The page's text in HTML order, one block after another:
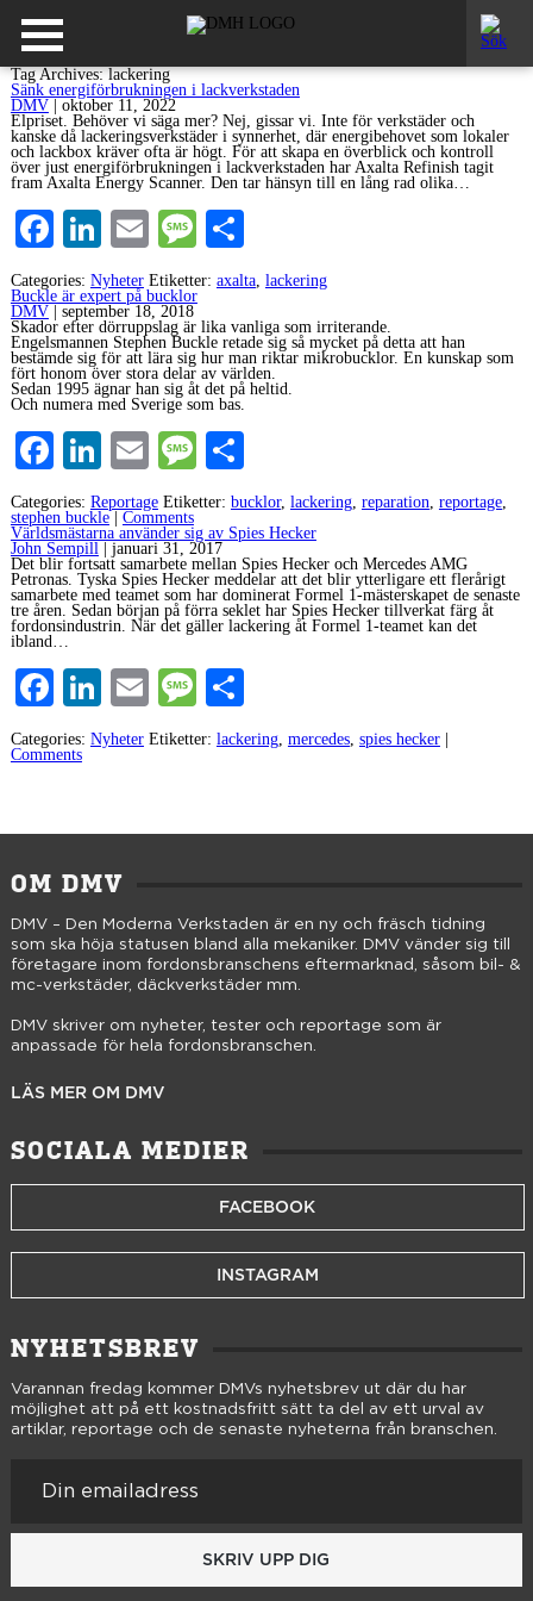
Tag Archives: lackering
Sänk energiförbrukningen i lackverkstaden
DMV
oktober 11, 2022
Elpriset. Behöver vi säga mer? Nej, gissar vi. Inte för verkstäder och
kanske då lackeringsverkstäder i synnerhet, där energibehovet som lokaler
och lackbox kräver ofta är högt. För att skapa en överblick och kontroll
över just energiförbrukningen i lackverkstaden har Axalta Refinish tagit
fram Axalta Energy Scanner. Den tar hänsyn till en lång rad olika…
Facebook
LinkedIn
EmailMessage
Categories: Nyheter Etiketter: axalta, lackering
Buckle är expert på bucklor
DMV
september 18, 2018
Skador efter dörruppslag är lika vanliga som irriterande.
Engelsmannen Stephen Buckle retade sig så mycket på detta att han
bestämde sig för att lära sig hur man riktar mikrobucklor. En kunskap som
fört honom över stora delar av världen.
Sedan 1995 ägnar han sig åt det på heltid.
Och numera med Sverige som bas.
Facebook
LinkedIn
EmailMessage
Categories: Reportage Etiketter: bucklor, lackering, reparation, reportage,
stephen buckle
Comments
Världsmästarna använder sig av Spies Hecker
John Sempill
januari 31, 2017
Det blir fortsatt samarbete mellan Spies Hecker och Mercedes AMG
Petronas. Tyska Spies Hecker meddelar att det blir ytterligare ett flerårigt
samarbete med teamet som har dominerat Formel 1-mästerskapet de senaste
tre åren. Sedan början på förra seklet har Spies Hecker tillverkat färg åt
fordonsindustrin. När det gäller lackering åt Formel 1-teamet kan det
ibland…
Facebook
LinkedIn
EmailMessage
Categories: Nyheter Etiketter: lackering, mercedes, spies hecker
Comments
OM DMV
DMV – Den Moderna Verkstaden är en ny och fräsch tidning
som ska höja statusen bland alla mekaniker. DMV vänder sig till
företagare inom fordonsbranschens eftermarknad, såsom bil- &
mc-verkstäder, däckverkstäder mm.
DMV skriver om nyheter, tester och reportage som är
anpassade för hela fordonsbranschen.
LÄS MER OM DMV
SOCIALA MEDIER
FACEBOOK
INSTAGRAM
NYHETSBREV
Varannan fredag kommer DMVs nyhetsbrev ut där du har
möjlighet att på ett kostnadsfritt sätt ta del av ett urval av
artiklar, reportage och de senaste nyheterna från branschen.
SKRIV UPP DIG